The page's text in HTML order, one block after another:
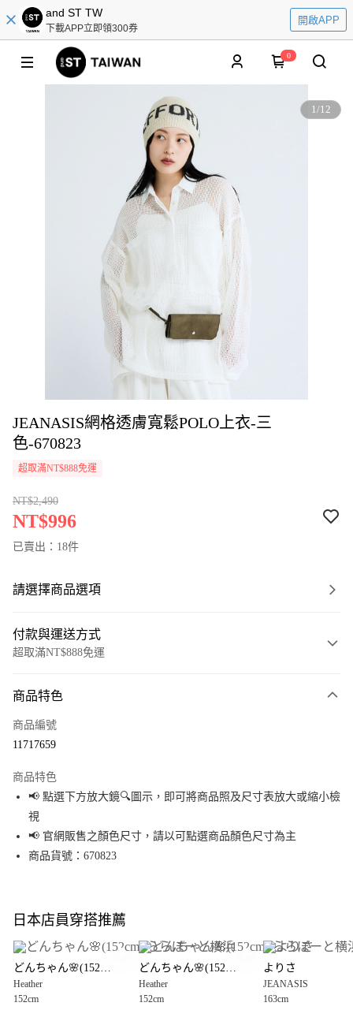
and ST TW
下載APP立即領300券
開啟APP
0
1/12
JEANASIS網格透膚寬鬆POLO上衣-三
色-670823
超取滿NT$888免運
NT$2,490
NT$996
已賣出：18件
請選擇商品選項
付款與運送方式
超取滿NT$888免運
信用卡一次付款
Apple Pay
街口支付
悠遊付
全盈+PAY
大哥付你分期
【大哥付你分期使用說明】
1.本服務由台灣大哥大提供，台灣大哥大用戶可立即使用無須另外申請。
2.付款方式選擇「大哥付你分期」，訂單成立後會自動跳轉到大哥付的交易
AFTEE先享後付
商品特色
商品編號
11717659
商品特色
📢 點選下方放大鏡🔍圖示，即可將商品照及尺寸表放大或縮小檢
視
📢 官網販售之顏色尺寸，請以可點選商品顏色尺寸為主
商品貨號：670823
日本店員穿搭推薦
どんちゃん🌸(152cm) ららぽーと横浜
Heather
152cm
どんちゃん🌸(152cm) ららぽーと横浜
Heather
152cm
よりさ
JEANASIS
163cm